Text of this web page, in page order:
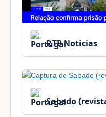
RTP Noticias
Sabado